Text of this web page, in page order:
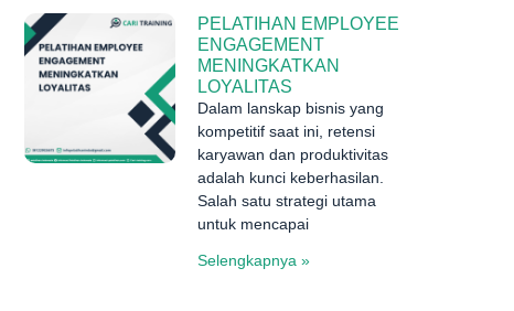
PELATIHAN EMPLOYEE
ENGAGEMENT
MENINGKATKAN
LOYALITAS
Dalam lanskap bisnis yang
kompetitif saat ini, retensi
karyawan dan produktivitas
adalah kunci keberhasilan.
Salah satu strategi utama
untuk mencapai
Selengkapnya »